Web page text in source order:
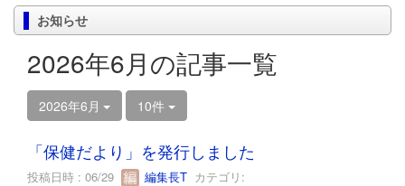
お知らせ
2026年6月の記事一覧
2026年6月 10件
「保健だより」を発行しました
投稿日時 : 06/29 編集長T カテゴリ: